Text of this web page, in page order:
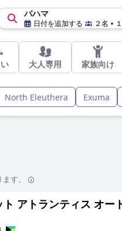
バハマ
日付を追加する ２名
大人専用 家族向け
North Eleuthera Exuma
す。
ト アトランティス オ